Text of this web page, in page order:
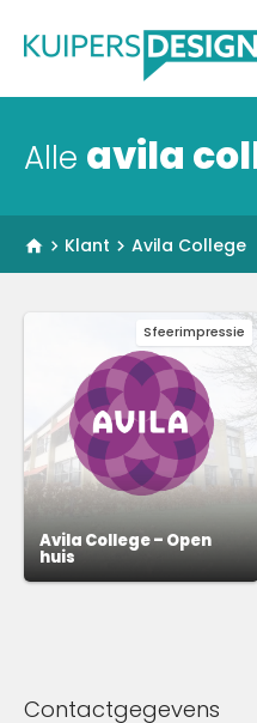
Alle avila
Klant Avila College
Sfeerimpressie
Avila College – Open
huis
Contactgegevens